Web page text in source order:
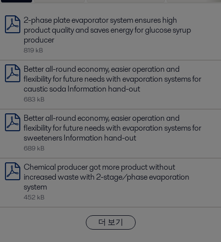
2-phase plate evaporator system ensures high
product quality and saves energy for glucose syrup
producer
819 kB
Better all-round economy, easier operation and
flexibility for future needs with evaporation systems for
caustic soda Information hand-out
683 kB
Better all-round economy, easier operation and
flexibility for future needs with evaporation systems for
sweeteners Information hand-out
689 kB
Chemical producer got more product without
increased waste with 2-stage/phase evaporation
system
452 kB
더 보기